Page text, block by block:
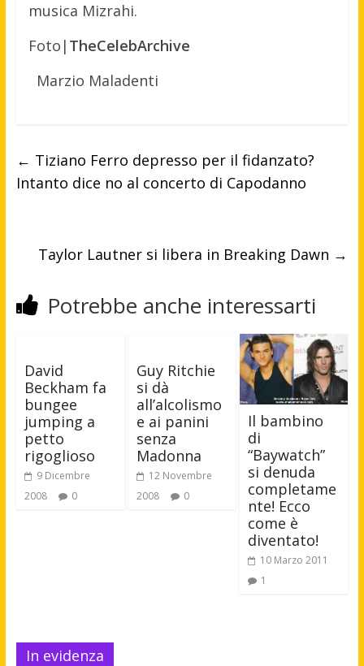
musica Mizrahi.
Foto| TheCelebArchive
Marzio Maladenti
← Tiziano Ferro depresso per il fidanzato?
Intanto dice no al concerto di Capodanno
Taylor Lautner si libera in Breaking Dawn →
Potrebbe anche interessarti
David
Beckham fa
bungee
jumping a
petto
rigoglioso
9 Dicembre
2008
0
Guy Ritchie
si dà
all’alcolismo
e ai panini
senza
Madonna
12 Novembre
2008
0
Il bambino
di
“Baywatch”
si denuda
completame
nte! Ecco
come è
diventato!
10 Marzo 2011
1
In evidenza